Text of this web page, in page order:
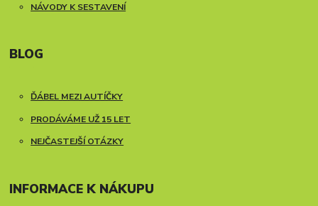
NÁVODY K SESTAVENÍ
BLOG
ĎÁBEL MEZI AUTÍČKY
PRODÁVÁME UŽ 15 LET
NEJČASTEJŠÍ OTÁZKY
INFORMACE K NÁKUPU